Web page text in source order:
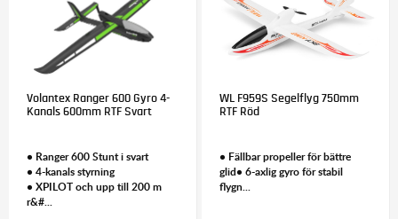
Volantex Ranger 600 Gyro 4-
Kanals 600mm RTF Svart
• Ranger 600 Stunt i svart
• 4-kanals styrning
• XPILOT och upp till 200 m
r&#...
WL F959S Segelflyg 750mm
RTF Röd
• Fällbar propeller för bättre
glid• 6-axlig gyro för stabil
flygn...